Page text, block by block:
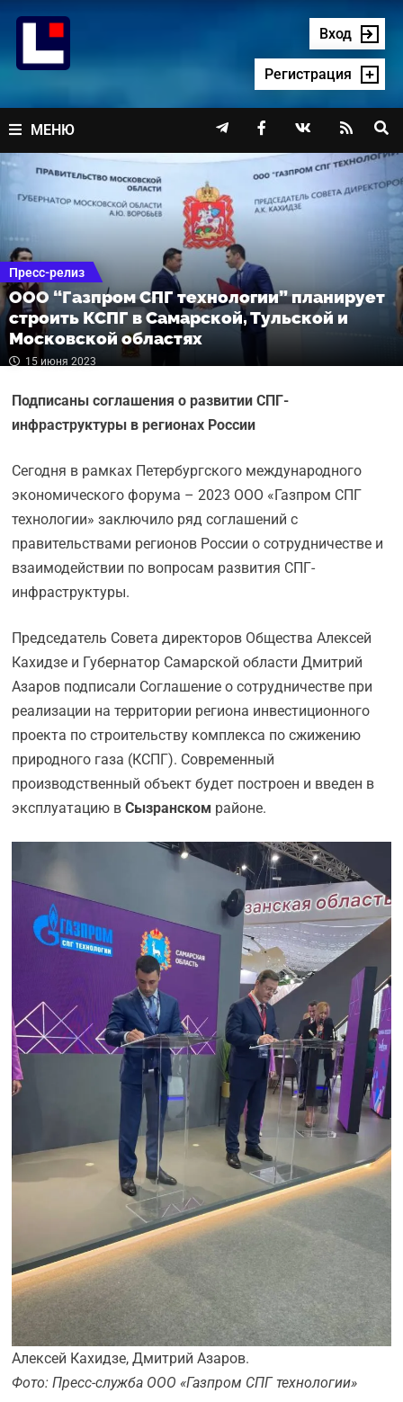
содержимому
Вход
Регистрация
МЕНЮ    
Пресс-релиз
ООО “Газпром СПГ технологии” планирует
строить КСПГ в Самарской, Тульской и
Московской областях
15 июня 2023
Подписаны соглашения о развитии СПГ-
инфраструктуры в регионах России
Сегодня в рамках Петербургского международного
экономического форума – 2023 ООО «Газпром СПГ
технологии» заключило ряд соглашений с
правительствами регионов России о сотрудничестве и
взаимодействии по вопросам развития СПГ-
инфраструктуры.
Председатель Совета директоров Общества Алексей
Кахидзе и Губернатор Самарской области Дмитрий
Азаров подписали Соглашение о сотрудничестве при
реализации на территории региона инвестиционного
проекта по строительству комплекса по сжижению
природного газа (КСПГ). Современный
производственный объект будет построен и введен в
эксплуатацию вСызранском районе.
Алексей Кахидзе, Дмитрий Азаров.
Фото: Пресс-служба ООО «Газпром СПГ технологии»